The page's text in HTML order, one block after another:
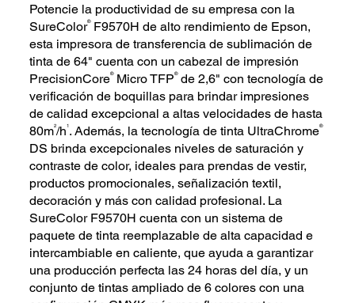
Potencie la productividad de su empresa con la
SureColor®F9570H de alto rendimiento de Epson,
esta impresora de transferencia de sublimación de
tinta de 64" cuenta con un cabezal de impresión
PrecisionCore®Micro TFP®de 2,6" con tecnología de
verificación de boquillas para brindar impresiones
de calidad excepcional a altas velocidades de hasta
80m2/h1. Además, la tecnología de tinta UltraChrome®
DS brinda excepcionales niveles de saturación y
contraste de color, ideales para prendas de vestir,
productos promocionales, señalización textil,
decoración y más con calidad profesional. La
SureColor F9570H cuenta con un sistema de
paquete de tinta reemplazable de alta capacidad e
intercambiable en caliente, que ayuda a garantizar
una producción perfecta las 24 horas del día, y un
conjunto de tintas ampliado de 6 colores con una